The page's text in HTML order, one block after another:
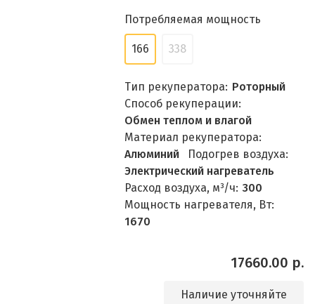
Потребляемая мощность
166 338
Тип рекуператора: Роторный
Способ рекуперации:
Обмен теплом и влагой
Материал рекуператора:
Алюминий
Подогрев воздуха:
Электрический нагреватель
Расход воздуха, м³/ч: 300
Мощность нагревателя, Вт:
1670
17660.00 р.
Наличие уточняйте